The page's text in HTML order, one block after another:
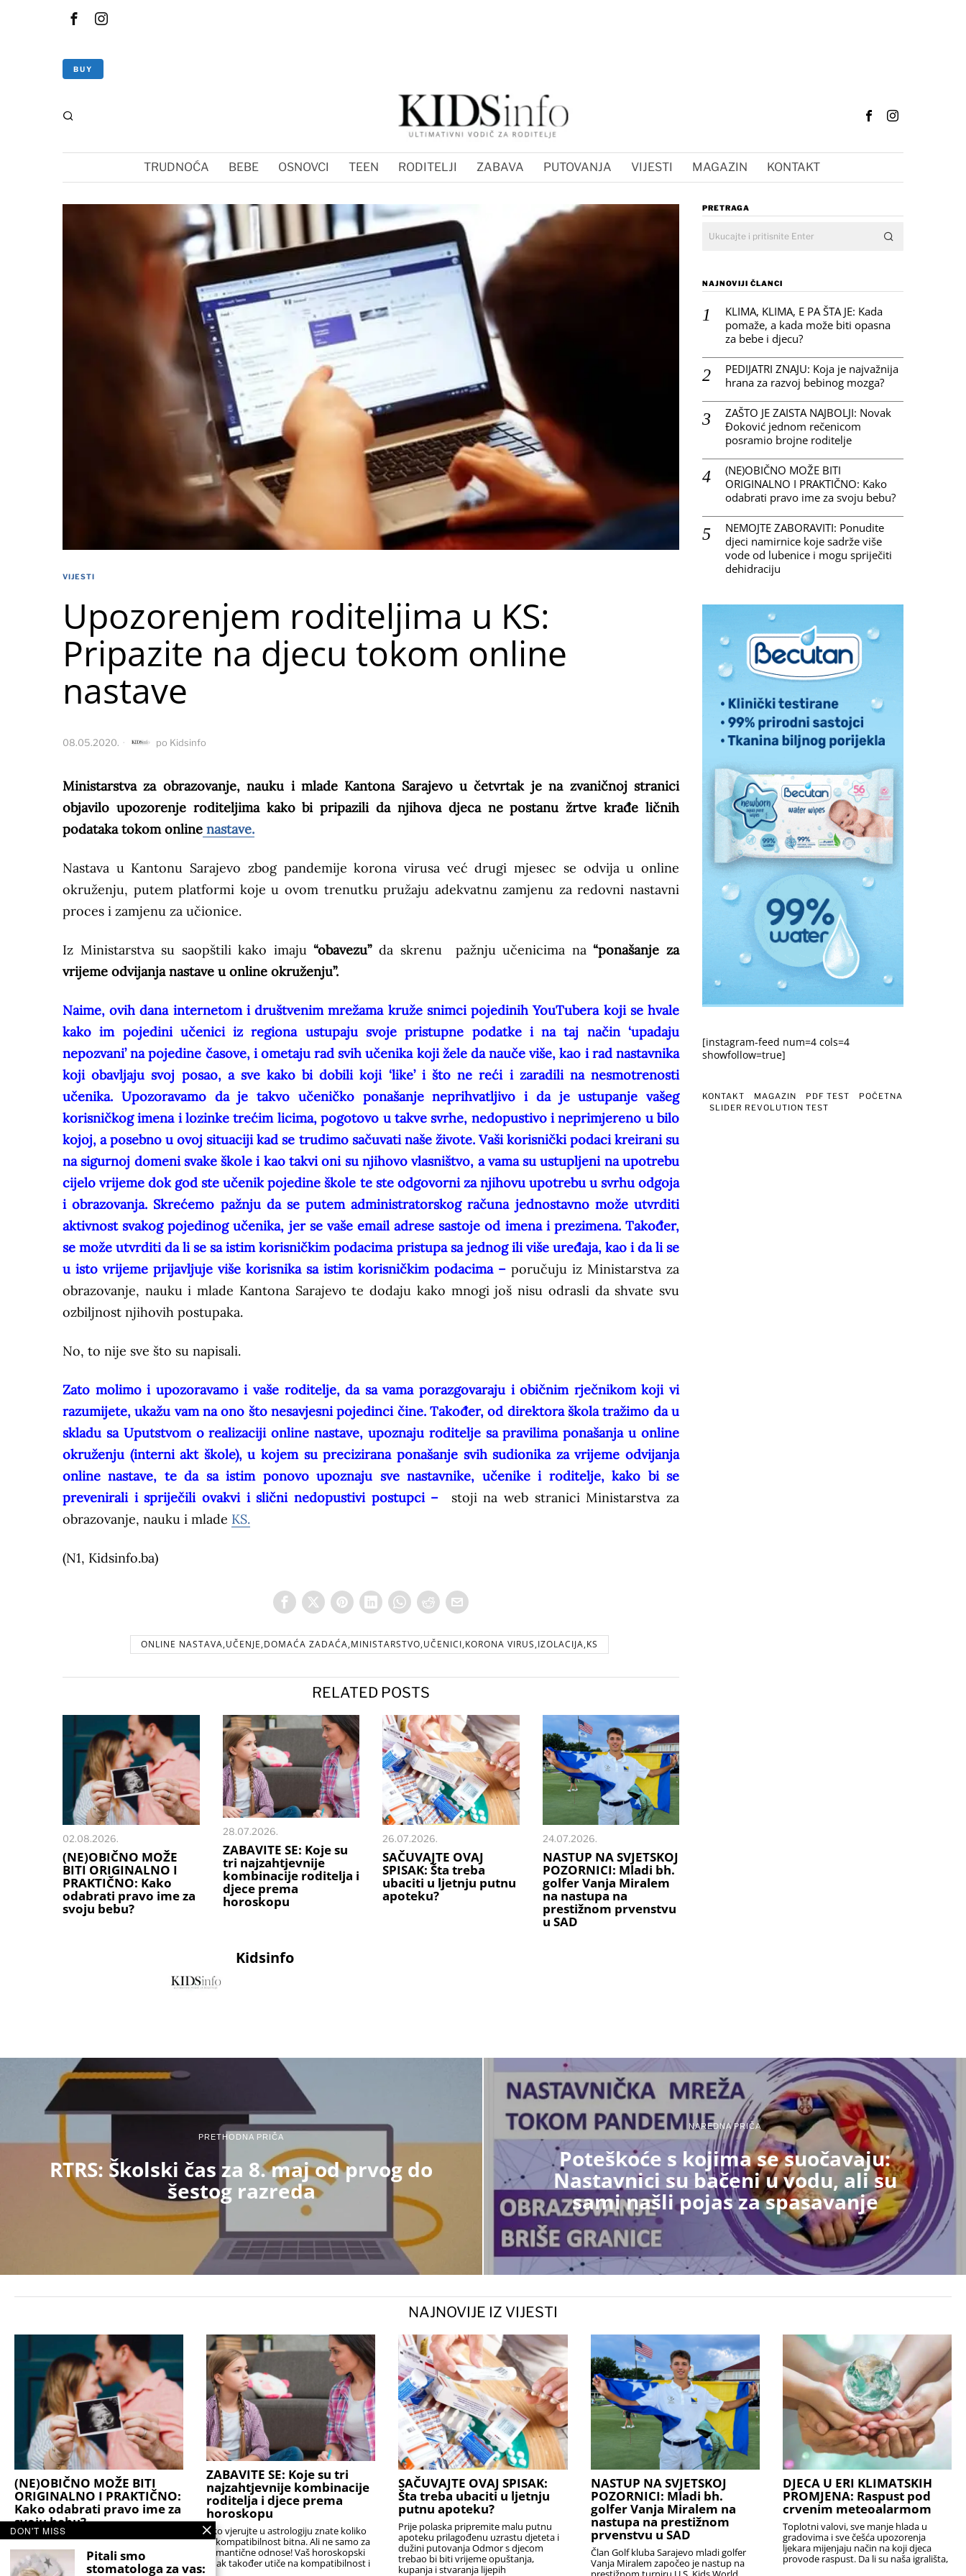
BUY
TRUDNOĆA BEBE OSNOVCI TEEN RODITELJI ZABAVA PUTOVANJA VIJESTI MAGAZIN KONTAKT
VIJESTI
Upozorenjem roditeljima u KS:
Pripazite na djecu tokom online
nastave
08.05.2020. po Kidsinfo
Ministarstva za obrazovanje, nauku i mlade Kantona Sarajevo u četvrtak je na zvaničnoj stranici
objavilo upozorenje roditeljima kako bi pripazili da njihova djeca ne postanu žrtve krađe ličnih
podataka tokom online nastave.
Nastava u Kantonu Sarajevo zbog pandemije korona virusa već drugi mjesec se odvija u online
okruženju, putem platformi koje u ovom trenutku pružaju adekvatnu zamjenu za redovni nastavni
proces i zamjenu za učionice.
Iz Ministarstva su saopštili kako imaju“obavezu”da skrenu pažnju učenicima na“ponašanje za
vrijeme odvijanja nastave u online okruženju”.
Naime, ovih dana internetom i društvenim mrežama kruže snimci pojedinih YouTubera koji se hvale
kako im pojedini učenici iz regiona ustupaju svoje pristupne podatke i na taj način ‘upadaju
nepozvani’ na pojedine časove, i ometaju rad svih učenika koji žele da nauče više, kao i rad nastavnika
koji obavljaju svoj posao, a sve kako bi dobili koji ‘like’ i što ne reći i zaradili na nesmotrenosti
učenika. Upozoravamo da je takvo učeničko ponašanje neprihvatljivo i da je ustupanje vašeg
korisničkog imena i lozinke trećim licima, pogotovo u takve svrhe, nedopustivo i neprimjereno u bilo
kojoj, a posebno u ovoj situaciji kad se trudimo sačuvati naše živote. Vaši korisnički podaci kreirani su
na sigurnoj domeni svake škole i kao takvi oni su njihovo vlasništvo, a vama su ustupljeni na upotrebu
cijelo vrijeme dok god ste učenik pojedine škole te ste odgovorni za njihovu upotrebu u svrhu odgoja
i obrazovanja. Skrećemo pažnju da se putem administratorskog računa jednostavno može utvrditi
aktivnost svakog pojedinog učenika, jer se vaše email adrese sastoje od imena i prezimena. Također,
se može utvrditi da li se sa istim korisničkim podacima pristupa sa jednog ili više uređaja, kao i da li se
u isto vrijeme prijavljuje više korisnika sa istim korisničkim podacima – poručuju iz Ministarstva za
obrazovanje, nauku i mlade Kantona Sarajevo te dodaju kako mnogi još nisu odrasli da shvate svu
ozbiljnost njihovih postupaka.
No, to nije sve što su napisali.
Zato molimo i upozoravamo i vaše roditelje, da sa vama porazgovaraju i običnim rječnikom koji vi
razumijete, ukažu vam na ono što nesavjesni pojedinci čine. Također, od direktora škola tražimo da u
skladu sa Uputstvom o realizaciji online nastave, upoznaju roditelje sa pravilima ponašanja u online
okruženju (interni akt škole), u kojem su precizirana ponašanje svih sudionika za vrijeme odvijanja
online nastave, te da sa istim ponovo upoznaju sve nastavnike, učenike i roditelje, kako bi se
prevenirali i spriječili ovakvi i slični nedopustivi postupci –
stoji na web stranici Ministarstva za
obrazovanje, nauku i mlade KS.
(N1, Kidsinfo.ba)
ONLINE NASTAVA,UČENJE,DOMAĆA ZADAĆA,MINISTARSTVO,UČENICI,KORONA VIRUS,IZOLACIJA,KS
RELATED POSTS
02.08.2026.
(NE)OBIČNO MOŽE
BITI ORIGINALNO I
PRAKTIČNO: Kako
odabrati pravo ime za
svoju bebu?
28.07.2026.
ZABAVITE SE: Koje su
tri najzahtjevnije
kombinacije roditelja i
djece prema
horoskopu
26.07.2026.
SAČUVAJTE OVAJ
SPISAK: Šta treba
ubaciti u ljetnju putnu
apoteku?
24.07.2026.
NASTUP NA SVJETSKOJ
POZORNICI: Mladi bh.
golfer Vanja Miralem
na nastupa na
prestižnom prvenstvu
u SAD
Kidsinfo
PRETRAGA
NAJNOVIJI ČLANCI
KLIMA, KLIMA, E PA ŠTA JE: Kada
pomaže, a kada može biti opasna
za bebe i djecu?
PEDIJATRI ZNAJU: Koja je najvažnija
hrana za razvoj bebinog mozga?
ZAŠTO JE ZAISTA NAJBOLJI: Novak
Đoković jednom rečenicom
posramio brojne roditelje
(NE)OBIČNO MOŽE BITI
ORIGINALNO I PRAKTIČNO: Kako
odabrati pravo ime za svoju bebu?
NEMOJTE ZABORAVITI: Ponudite
djeci namirnice koje sadrže više
vode od lubenice i mogu spriječiti
dehidraciju
[instagram-feed num=4 cols=4
showfollow=true]
KONTAKT MAGAZIN PDF TEST
POČETNA
SLIDER REVOLUTION TEST
PRETHODNA PRIČA
RTRS: Školski čas za 8. maj od prvog do
šestog razreda
NAREDNA PRIČA
Poteškoće s kojima se suočavaju:
Nastavnici su bačeni u vodu, ali su
sami našli pojas za spasavanje
NAJNOVIJE IZ VIJESTI
(NE)OBIČNO MOŽE BITI
ORIGINALNO I PRAKTIČNO:
Kako odabrati pravo ime za
svoju bebu?
Stručnjaci podsjećaju da je najbolji izbor
onaj koji će djetetu biti prednost, a ne
teret. Idealno ime nije nužno ono koje
nitko drugi nema,
ZABAVITE SE: Koje su tri
najzahtjevnije kombinacije
roditelja i djece prema
horoskopu
Ako vjerujte u astrologiju znate koliko
je kompatibilnost bitna. Ali ne samo za
romantične odnose! Vaš horoskopski
znak također utiče na kompatibilnost i
SAČUVAJTE OVAJ SPISAK:
Šta treba ubaciti u ljetnju
putnu apoteku?
Prije polaska pripremite malu putnu
apoteku prilagođenu uzrastu djeteta i
dužini putovanja Odmor s djecom
trebao bi biti vrijeme opuštanja,
kupanja i stvaranja lijepih
NASTUP NA SVJETSKOJ
POZORNICI: Mladi bh.
golfer Vanja Miralem na
nastupa na prestižnom
prvenstvu u SAD
Član Golf kluba Sarajevo mladi golfer
Vanja Miralem započeo je nastup na
DJECA U ERI KLIMATSKIH
PROMJENA: Raspust pod
crvenim meteoalarmom
Toplotni valovi, sve manje hlada u
gradovima i sve češća upozorenja
ljekara mijenjaju način na koji djeca
provode raspust. Da li su naša igrališta,
DON'T MISS
Pitali smo
stomatologa za vas: